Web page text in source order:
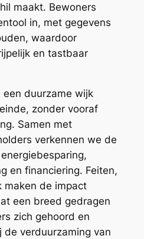
maakt. Bewoners
in, met gegevens
waardoor
en tastbaar
een duurzame wijk
zonder vooraf
Samen met
verkennen we de
en financiering. Feiten,
maken de impact
een breed gedragen
zich gehoord en
de verduurzaming van